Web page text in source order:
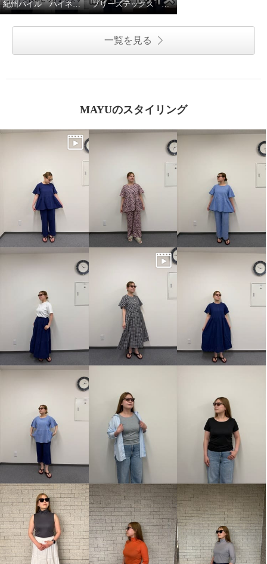
ブリーズテックス 防風 透湿 裏
起毛 ハイネック長袖インナー ３
枚セット
ベーシックセット
紀州パイル ハイネック6分丈サイズ比較 ブリーズテックス サイズ比較✨
一覧を見る
MAYUのスタイリング